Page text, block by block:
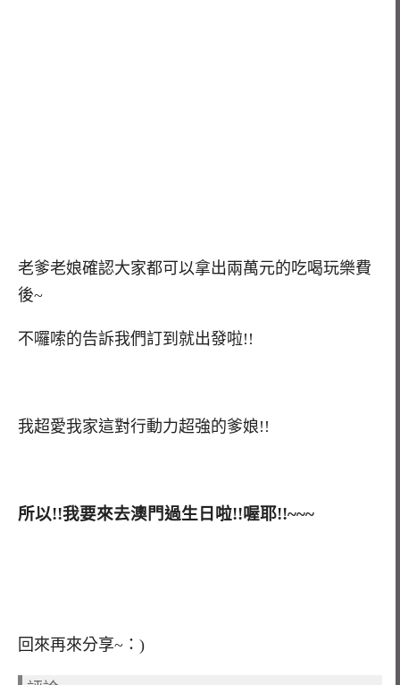
老爹老娘確認大家都可以拿出兩萬元的吃喝玩樂費
後~
不囉嗦的告訴我們訂到就出發啦!!
我超愛我家這對行動力超強的爹娘!!
所以!!我要來去澳門過生日啦!!喔耶!!~~~
回來再來分享~：)